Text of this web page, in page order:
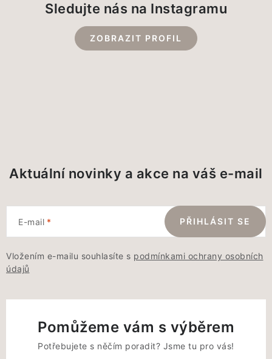
Sledujte nás na Instagramu
ZOBRAZIT PROFIL
Aktuální novinky a akce na váš e-mail
E-mail
Vložením e-mailu souhlasíte s podmínkami ochrany osobních
údajů
PŘIHLÁSIT SE
Pomůžeme vám s výběrem
Potřebujete s něčím poradit? Jsme tu pro vás!